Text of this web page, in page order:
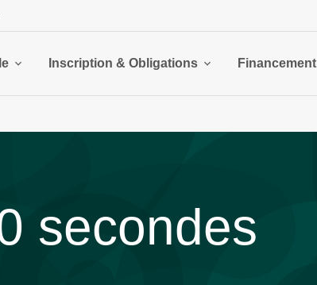
Inscription & Obligations Financement
secondes